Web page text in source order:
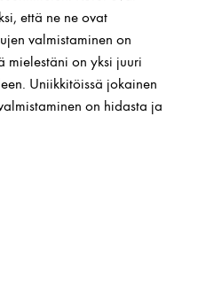
että ne ne ovat
valmistaminen on
on yksi juuri
Uniikkitöissä jokainen
on hidasta ja